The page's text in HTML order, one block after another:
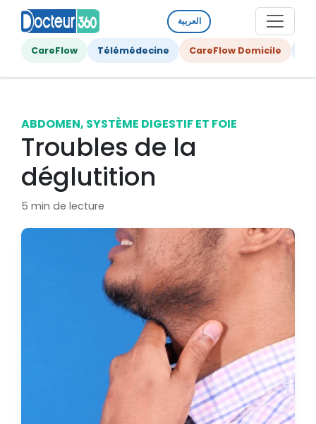
العربية
CareFlow Télémédecine CareFlow Domicile
ABDOMEN, SYSTÈME DIGESTIF ET FOIE
Troubles de la
déglutition
5 min de lecture